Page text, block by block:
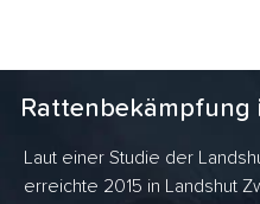
Rattenbekämpfung
Laut einer Studie der
erreichte 2015 in Landshut